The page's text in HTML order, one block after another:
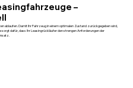
–
ablaufen. Damit Ihr Fahrzeug in einem optimalen Zustand zurückgegeben wird,
sorgt dafür, dass Ihr Leasingrückläufer den strengen Anforderungen der